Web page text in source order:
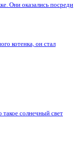
Они оказались посреди
котенка, он стал
такое солнечный свет